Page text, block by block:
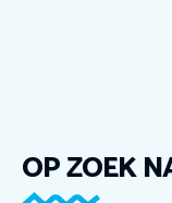
OP ZOEK